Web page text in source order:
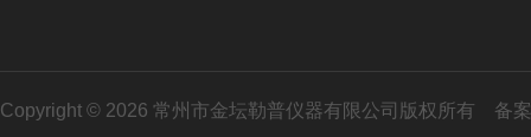
Copyright © 2026 常州市金坛勒普仪器有限公司版权所有 备